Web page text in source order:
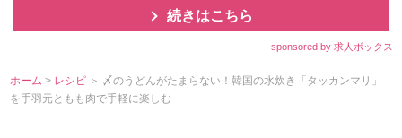
続きはこちら
sponsored by 求人ボックス
ホーム > レシピ ＞ 〆のうどんがたまらない！韓国の水炊き「タッカンマリ」
を手羽元ともも肉で手軽に楽しむ